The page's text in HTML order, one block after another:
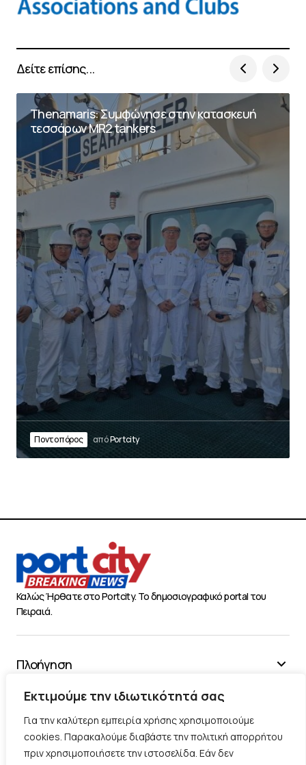
Εκτιμούμε την ιδιωτικότητά σας
Για την καλύτερη εμπειρία χρήσης χρησιμοποιούμε
cookies. Παρακαλούμε διαβάστε την πολιτική απορρήτου
πριν χρησιμοποιήσετε την ιστοσελίδα. Εάν δεν
Δείτε επίσης...
Thenamaris: Συμφώνησε στην κατασκευή
τεσσάρων MR2 tankers
Ποντοπόρος απόPortcity
Καλώς Ήρθατε στο Portcity. Το δημοσιογραφικό portal του
Πειραιά.
Πλοήγηση
Χρήσιμα
Διάφορα